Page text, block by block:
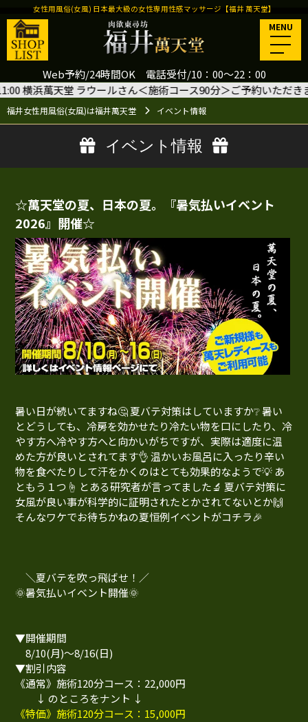
Web予約/24時間OK 電話受付/10：00～22：00
女性用風俗(女風) 日本最大級の女性専用性感マッサージ【福井 萬天堂】
MENU
福井女性用風俗(女風)は福井萬天堂 イベント情報
堂 ラウールさん＜施術コース90分＞ご予約いただきました🙇‍♂️
イベント情報
☆萬天堂の夏、日本の夏。『暑気払いイベント
2026』開催☆
暑い日が続いてますね🤔 夏バテ対策はしていますか❔ 暑い
とどうしても、冷房を効かせたり冷たい物を口にしたり、冷
やす方へ冷やす方へと向かいがちですが、実際は適度に温
めた方が良いとされてます👌 温かいお風呂に入ったり辛い
物を食べたりして汗をかくのはとても効果的なようで💡 あ
ともう１つ☝ とある研究者が言ってました🔬 夏バテ対策に
女風が良い事が科学的に証明されたとかされてないとか🙌
そんなワケでお待ちかねの夏恒例イベントがコチラ🎉
＼夏バテを吹っ飛ばせ！／
🌞暑気払いイベント開催🌞
▼開催期間
8/10(月)～8/16(日)
▼割引内容
《通常》施術120分コース：22,000円
↓ のところをナント ↓
《特価》施術120分コース：15,000円